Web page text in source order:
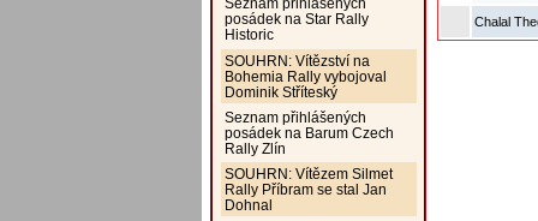
Seznam přihlášených
posádek na Star Rally
Historic
SOUHRN: Vítězství na
Bohemia Rally vybojoval
Dominik Stříteský
Seznam přihlášených
posádek na Barum Czech
Rally Zlín
SOUHRN: Vítězem Silmet
Rally Příbram se stal Jan
Dohnal
Chalal